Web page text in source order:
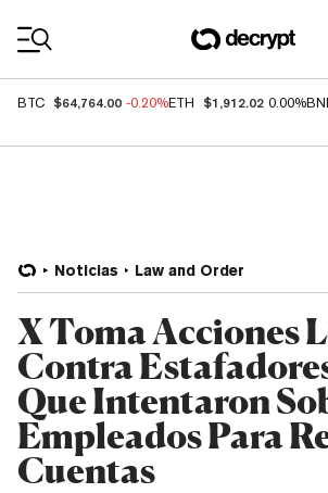
BTC $64,764.00 -0.20%ETH $1,912.02 0.00%
Noticias Law and Order
X Toma Acciones
Contra
Que Intentaron
Empleados Para
Cuentas